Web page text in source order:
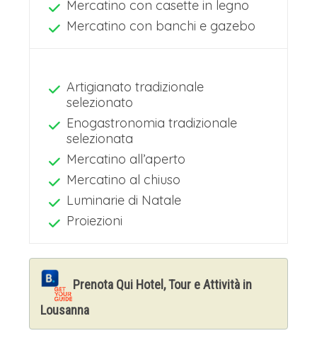
Mercatino con casette in legno
Mercatino con banchi e gazebo
Artigianato tradizionale
selezionato
Enogastronomia tradizionale
selezionata
Mercatino all’aperto
Mercatino al chiuso
Luminarie di Natale
Proiezioni
Prenota Qui Hotel, Tour e Attività in
Lousanna